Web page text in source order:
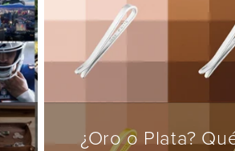
¿Oro o Plata?